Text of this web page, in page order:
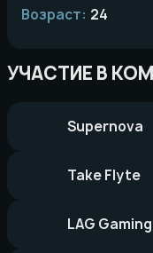
Возраст: 24
УЧАСТИЕ В
Supernova
Take Flyte
LAG Gaming